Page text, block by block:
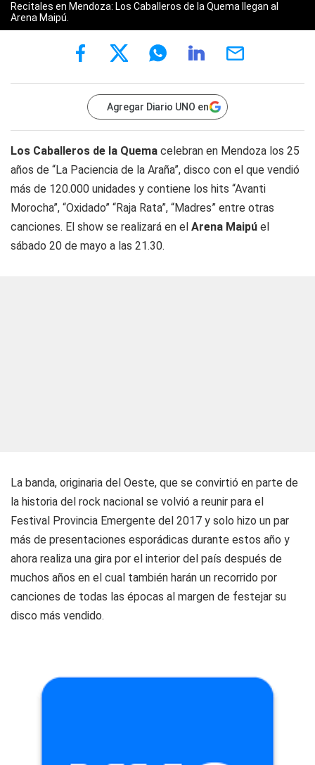
Recitales en Mendoza: Los Caballeros de la Quema llegan al
Arena Maipú.
Agregar Diario UNO en
Los Caballeros de la Quema celebran en Mendoza los 25
años de “La Paciencia de la Araña”, disco con el que vendió
más de 120.000 unidades y contiene los hits “Avanti
Morocha”, “Oxidado” “Raja Rata”, “Madres” entre otras
canciones. El show se realizará en el Arena Maipú el
sábado 20 de mayo a las 21.30.
La banda, originaria del Oeste, que se convirtió en parte de
la historia del rock nacional se volvió a reunir para el
Festival Provincia Emergente del 2017 y solo hizo un par
más de presentaciones esporádicas durante estos año y
ahora realiza una gira por el interior del país después de
muchos años en el cual también harán un recorrido por
canciones de todas las épocas al margen de festejar su
disco más vendido.